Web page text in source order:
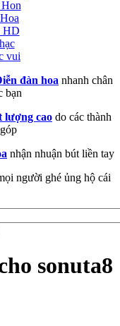
HD
vui
đàn hoa nhanh chân
bạn
lượng cao do các thành
nhận nhuận bút liền tay
người ghé ủng hộ cái
sonuta8